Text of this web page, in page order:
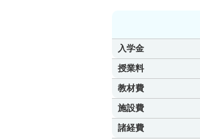
入学金
授業料
教材費
施設費
諸経費